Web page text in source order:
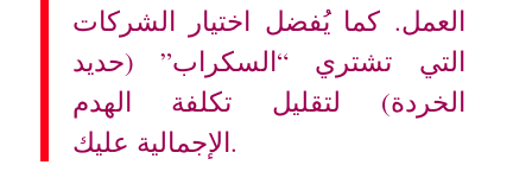
العمل. كما يُفضل اختيار الشركات
التي تشتري “السكراب” (حديد
الخردة) لتقليل تكلفة الهدم
الإجمالية عليك.